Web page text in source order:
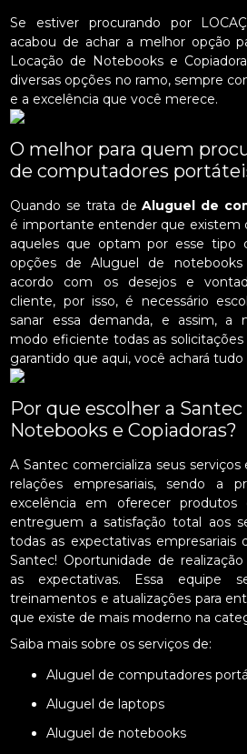
Se estiver procurando por
acabou de achar a melhor opção
Locação de Notebooks e
diversas opções no ramo, sempre
e a excelência que você merece.
O melhor para quem
de computadores
Quando se trata deAluguel de
é importante entender que existem
aqueles que optam por esse tipo
opções de Aluguel de
acordo com os desejos e
cliente, por isso, é necessário
sanar essa demanda, e assim, a
modo eficiente todas as
garantido que aqui, você achará tudo
Por que escolher a
Notebooks e Copiadoras?
A Santec comercializa seus
relações empresariais, sendo a
excelência em oferecer
entreguem a satisfação total aos
todas as expectativas empresariais
Santec! Oportunidade de
as expectativas. Essa equipe
treinamentos e atualizações para
que existe de mais moderno na
Saiba mais sobre os serviços de:
Aluguel de computadores
Aluguel de laptops
Aluguel de notebooks